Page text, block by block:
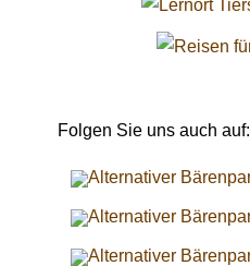
Folgen Sie uns auch auf: